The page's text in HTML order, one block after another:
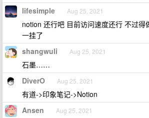
lifesimple Aug 25, 2021
notion 还行吧 目前访问速度还行 不过得
一挂了
shangwuli Aug 25, 2021
石墨……
DiverO Aug 25, 2021
有道->印象笔记->Notion
Ansen Aug 25, 2021